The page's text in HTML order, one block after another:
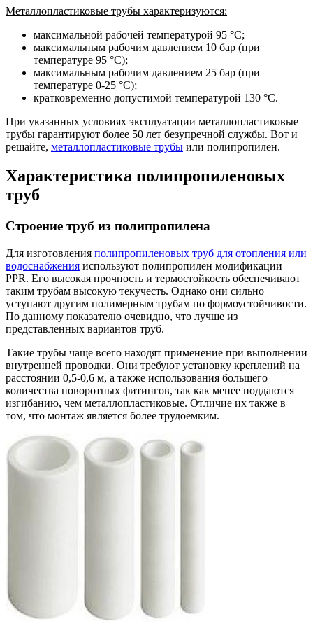
Металлопластиковые трубы характеризуются:
максимальной рабочей температурой 95 °C;
максимальным рабочим давлением 10 бар (при
температуре 95 °C);
максимальным рабочим давлением 25 бар (при
температуре 0-25 °С);
кратковременно допустимой температурой 130 °С.
При указанных условиях эксплуатации металлопластиковые
трубы гарантируют более 50 лет безупречной службы. Вот и
решайте, металлопластиковые трубы или полипропилен.
Характеристика полипропиленовых
труб
Строение труб из полипропилена
Для изготовления полипропиленовых труб для отопления или
водоснабжения используют полипропилен модификации
PPR. Его высокая прочность и термостойкость обеспечивают
таким трубам высокую текучесть. Однако они сильно
уступают другим полимерным трубам по формоустойчивости.
По данному показателю очевидно, что лучше из
представленных вариантов труб.
Такие трубы чаще всего находят применение при выполнении
внутренней проводки. Они требуют установку креплений на
расстоянии 0,5-0,6 м, а также использования большего
количества поворотных фитингов, так как менее поддаются
изгибанию, чем металлопластиковые. Отличие их также в
том, что монтаж является более трудоемким.